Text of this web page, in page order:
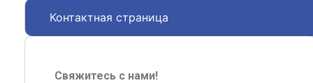
Контактная страница
Свяжитесь с нами!